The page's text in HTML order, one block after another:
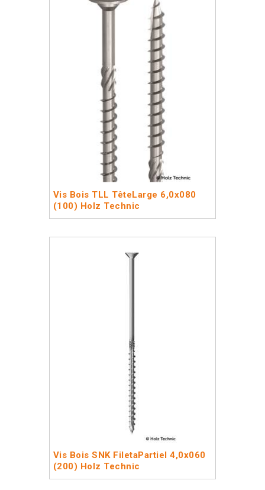
Vis Bois TLL TêteLarge 6,0x080
(100) Holz Technic
Vis Bois SNK FiletaPartiel 4,0x060
(200) Holz Technic